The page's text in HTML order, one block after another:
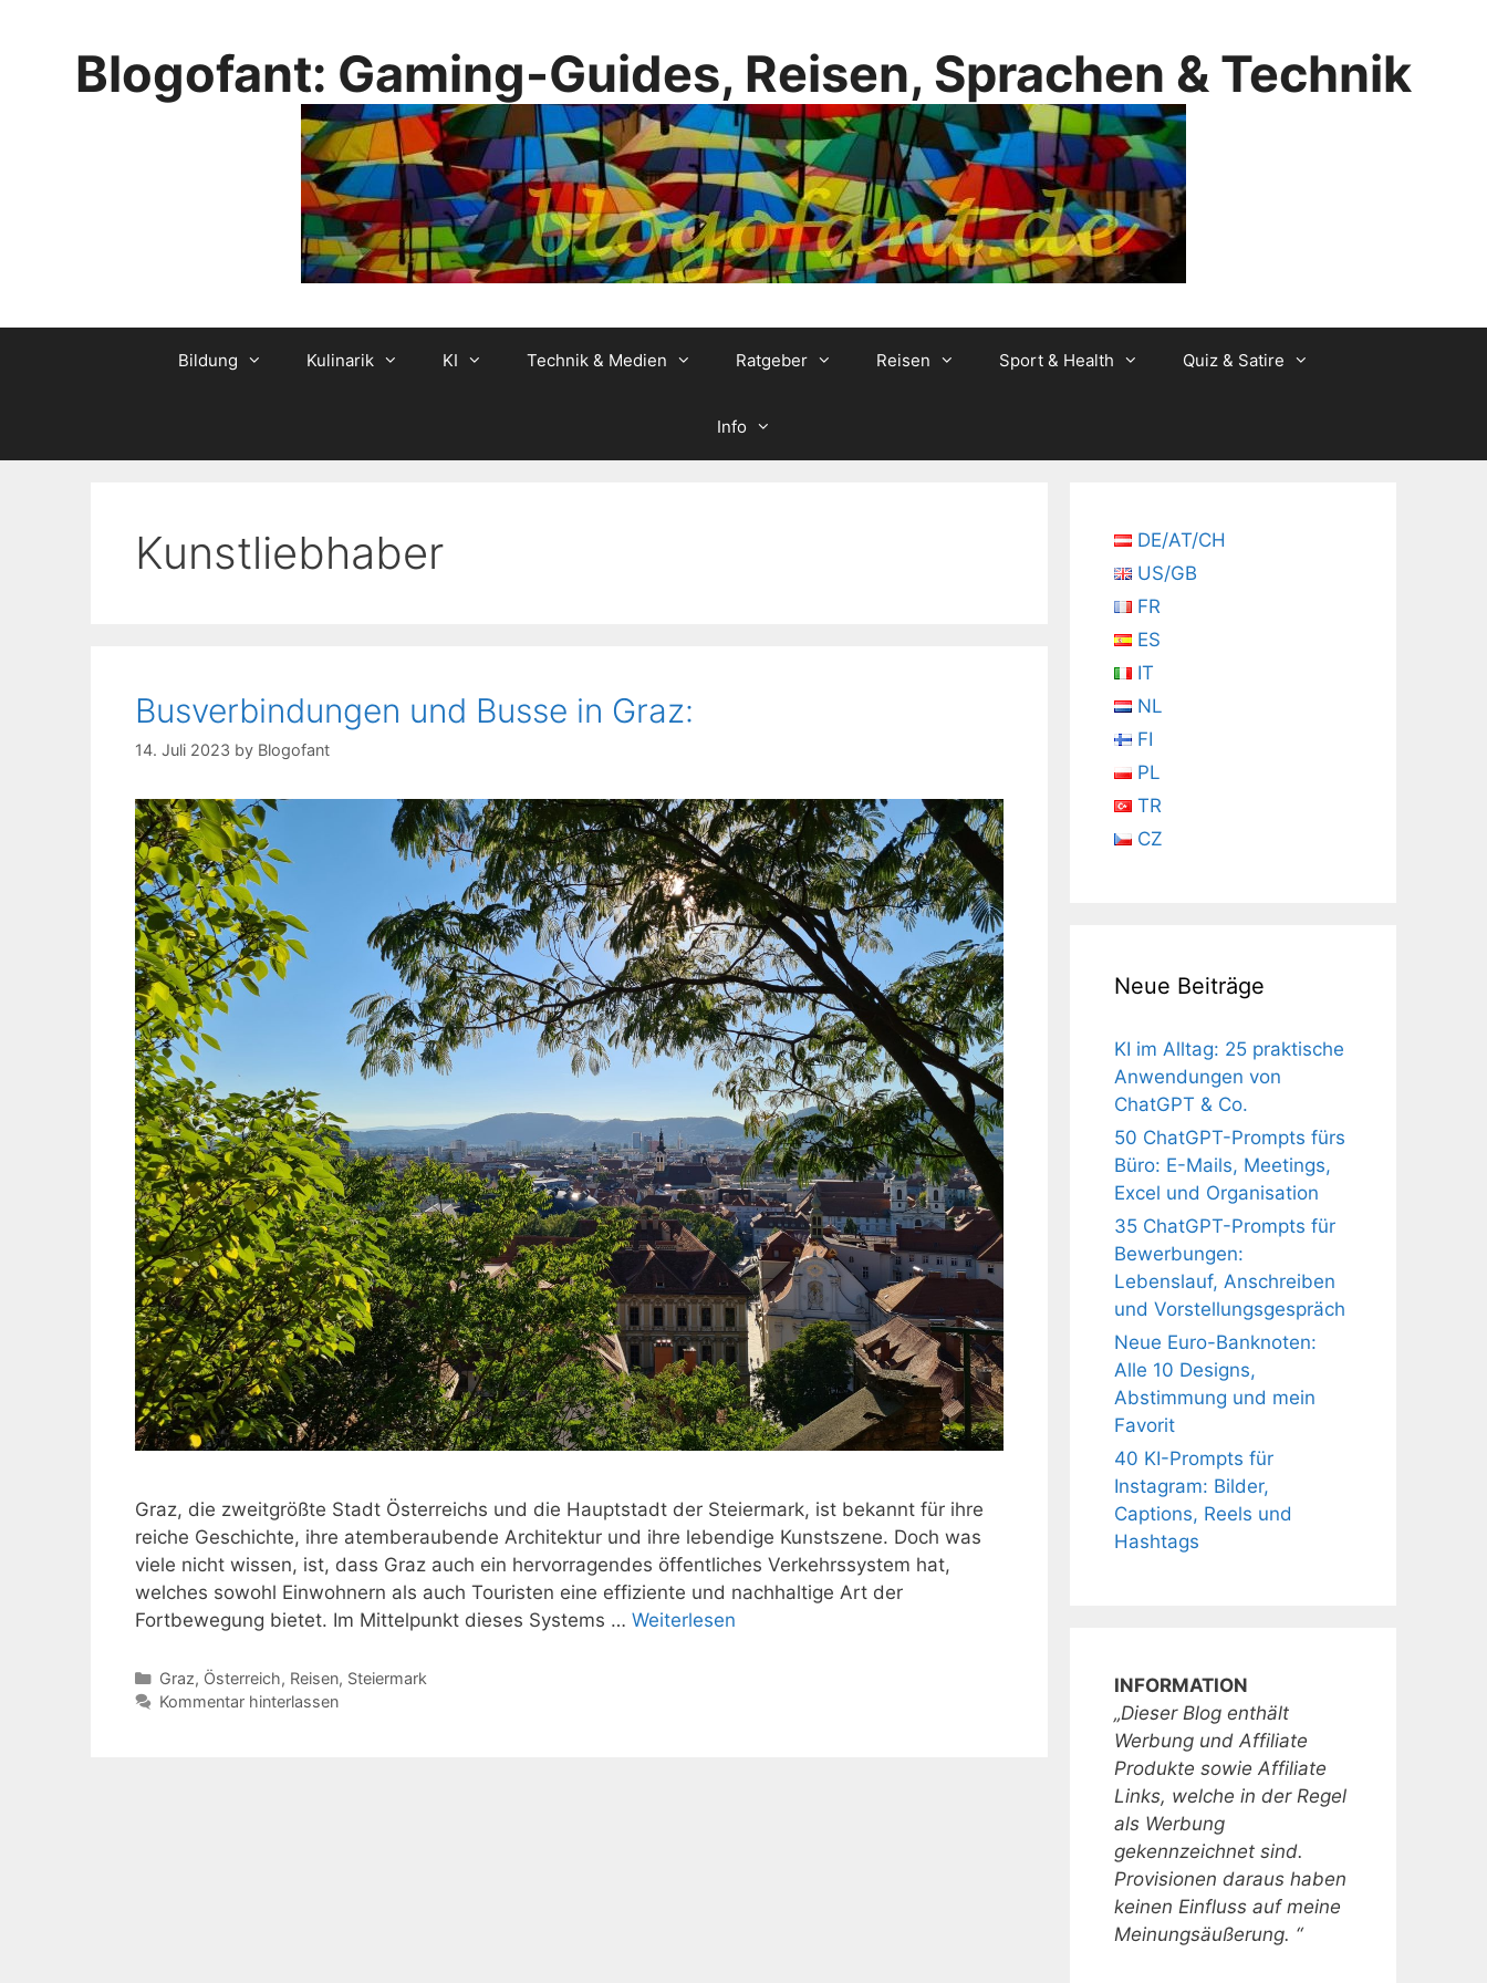
Blogofant: Gaming-Guides, Reisen, Sprachen & Technik
Bildung Kulinarik KI Technik & Medien Ratgeber Reisen Sport & Health Quiz & Satire
Info
Kunstliebhaber
Busverbindungen und Busse in Graz:
14. Juli 2023 by Blogofant
Graz, die zweitgrößte Stadt Österreichs und die Hauptstadt der Steiermark, ist bekannt für ihre
reiche Geschichte, ihre atemberaubende Architektur und ihre lebendige Kunstszene. Doch was
viele nicht wissen, ist, dass Graz auch ein hervorragendes öffentliches Verkehrssystem hat,
welches sowohl Einwohnern als auch Touristen eine effiziente und nachhaltige Art der
Fortbewegung bietet. Im Mittelpunkt dieses Systems … Weiterlesen
Kategorien
Graz, Österreich, Reisen, Steiermark
Kommentar hinterlassen
DE/AT/CH
US/GB
FR
ES
IT
NL
FI
PL
TR
CZ
Neue Beiträge
KI im Alltag: 25 praktische
Anwendungen von
ChatGPT & Co.
50 ChatGPT-Prompts fürs
Büro: E-Mails, Meetings,
Excel und Organisation
35 ChatGPT-Prompts für
Bewerbungen:
Lebenslauf, Anschreiben
und Vorstellungsgespräch
Neue Euro-Banknoten:
Alle 10 Designs,
Abstimmung und mein
Favorit
40 KI-Prompts für
Instagram: Bilder,
Captions, Reels und
Hashtags
INFORMATION
„Dieser Blog enthält
Werbung und Affiliate
Produkte sowie Affiliate
Links, welche in der Regel
als Werbung
gekennzeichnet sind.
Provisionen daraus haben
keinen Einfluss auf meine
Meinungsäußerung. “